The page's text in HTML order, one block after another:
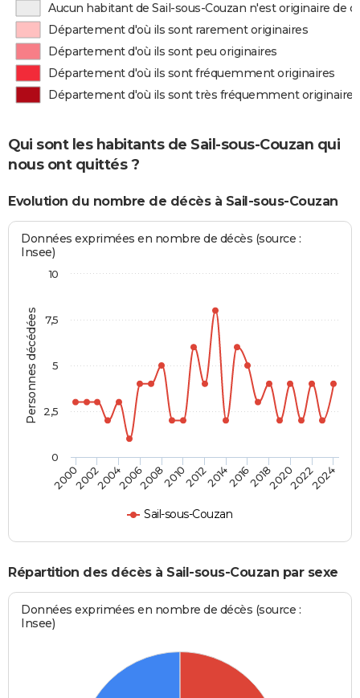
Aucun habitant de Sail-sous-Couzan n'est originaire de
Département d'où ils sont rarement originaires
Département d'où ils sont peu originaires
Département d'où ils sont fréquemment originaires
Département d'où ils sont très fréquemment originaires
Qui sont les habitants de Sail-sous-Couzan qui
nous ont quittés ?
Evolution du nombre de décès à Sail-sous-Couzan
Personnes décédées
Données exprimées en nombre de décès (source :
Insee)
Sail-sous-Couzan
2000200220042006200820102012201420162018202020222024
0
10
2,5
5
7,5
Répartition des décès à Sail-sous-Couzan par sexe
Données exprimées en nombre de décès (source :
Insee)